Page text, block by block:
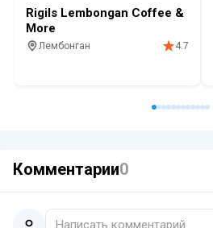
Rigils Lembongan Coffee &
More
Лембонган
4.7
Комментарии0
Написать комментарий